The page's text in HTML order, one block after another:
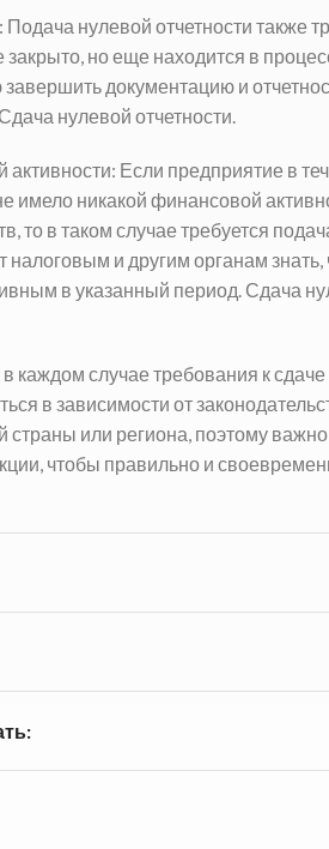
нулевой отчетности также
но еще находится в
документацию и
Сдача нулевой отчетности.
активности: Если предприятие в
имело никакой финансовой
то в таком случае требуется
налоговым и другим органам знать,
в указанный период. Сдача
каждом случае требования к
в зависимости от
страны или региона, поэтому
чтобы правильно и